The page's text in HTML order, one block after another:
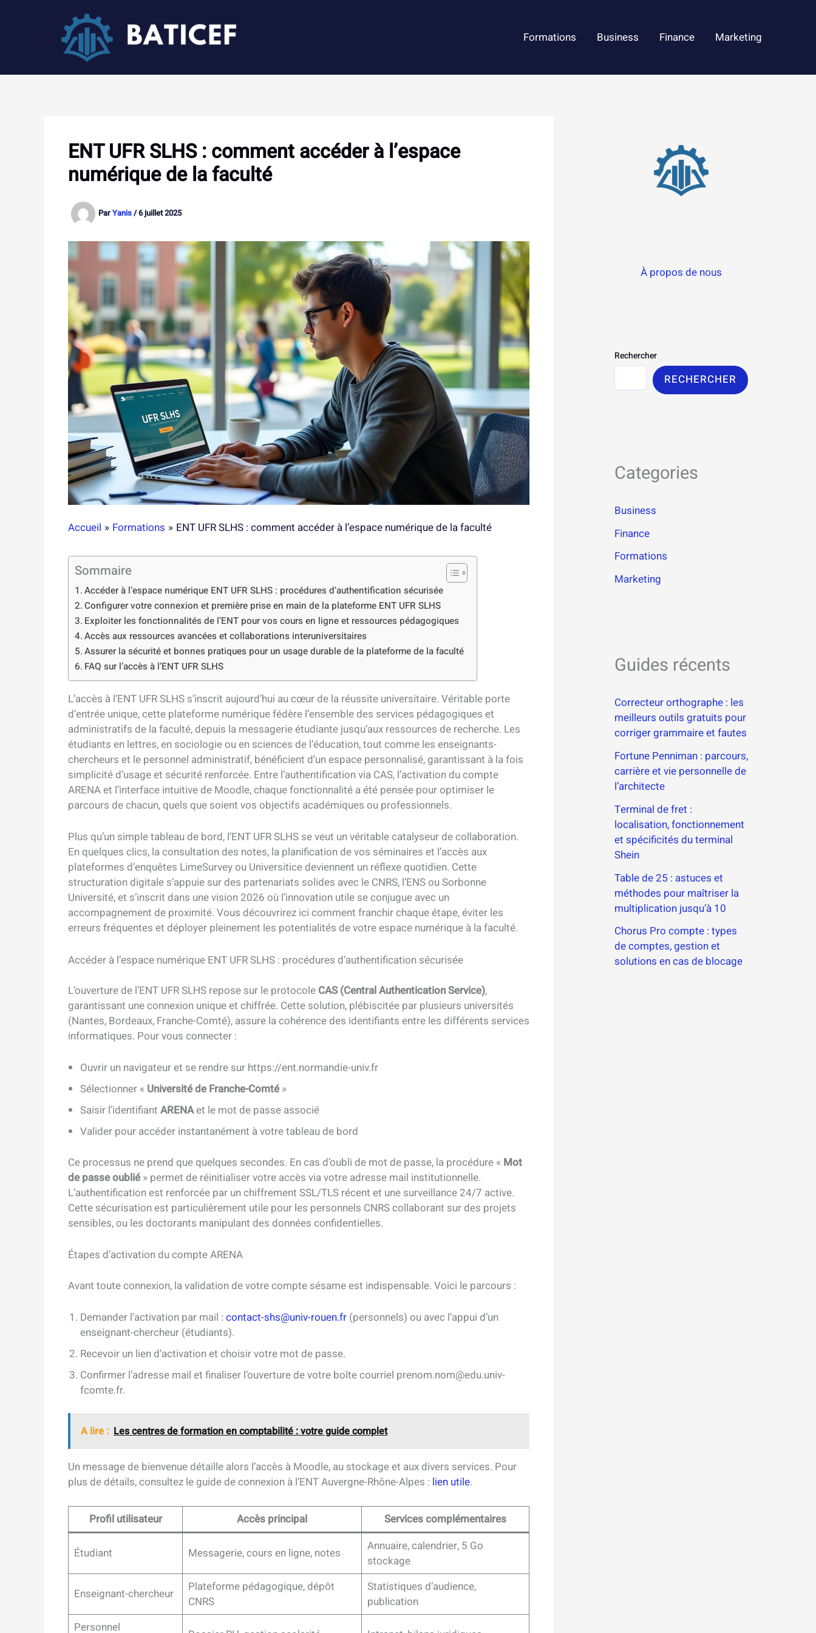
Formations Business Finance Marketing
ENT UFR SLHS : comment accéder à l’espace
numérique de la faculté
ParYanis/6 juillet 2025
Accueil Formations ENT UFR SLHS : comment accéder à l’espace numérique de la faculté
Sommaire
Accéder à l’espace numérique ENT UFR SLHS : procédures d’authentification sécurisée
Configurer votre connexion et première prise en main de la plateforme ENT UFR SLHS
Exploiter les fonctionnalités de l’ENT pour vos cours en ligne et ressources pédagogiques
Accès aux ressources avancées et collaborations interuniversitaires
Assurer la sécurité et bonnes pratiques pour un usage durable de la plateforme de la faculté
FAQ sur l’accès à l’ENT UFR SLHS
L’accès à l’ENT UFR SLHS s’inscrit aujourd’hui au cœur de la réussite universitaire. Véritable porte
d’entrée unique, cette plateforme numérique fédère l’ensemble des services pédagogiques et
administratifs de la faculté, depuis la messagerie étudiante jusqu’aux ressources de recherche. Les
étudiants en lettres, en sociologie ou en sciences de l’éducation, tout comme les enseignants-
chercheurs et le personnel administratif, bénéficient d’un espace personnalisé, garantissant à la fois
simplicité d’usage et sécurité renforcée. Entre l’authentification via CAS, l’activation du compte
ARENA et l’interface intuitive de Moodle, chaque fonctionnalité a été pensée pour optimiser le
parcours de chacun, quels que soient vos objectifs académiques ou professionnels.
Plus qu’un simple tableau de bord, l’ENT UFR SLHS se veut un véritable catalyseur de collaboration.
En quelques clics, la consultation des notes, la planification de vos séminaires et l’accès aux
plateformes d’enquêtes LimeSurvey ou Universitice deviennent un réflexe quotidien. Cette
structuration digitale s’appuie sur des partenariats solides avec le CNRS, l’ENS ou Sorbonne
Université, et s’inscrit dans une vision 2026 où l’innovation utile se conjugue avec un
accompagnement de proximité. Vous découvrirez ici comment franchir chaque étape, éviter les
erreurs fréquentes et déployer pleinement les potentialités de votre espace numérique à la faculté.
Accéder à l’espace numérique ENT UFR SLHS : procédures d’authentification sécurisée
L’ouverture de l’ENT UFR SLHS repose sur le protocole CAS (Central Authentication Service),
garantissant une connexion unique et chiffrée. Cette solution, plébiscitée par plusieurs universités
(Nantes, Bordeaux, Franche-Comté), assure la cohérence des identifiants entre les différents services
informatiques. Pour vous connecter :
Ouvrir un navigateur et se rendre sur https://ent.normandie-univ.fr
Sélectionner « Université de Franche-Comté»
Saisir l’identifiant ARENAet le mot de passe associé
Valider pour accéder instantanément à votre tableau de bord
Ce processus ne prend que quelques secondes. En cas d’oubli de mot de passe, la procédure « Mot
de passe oublié» permet de réinitialiser votre accès via votre adresse mail institutionnelle.
L’authentification est renforcée par un chiffrement SSL/TLS récent et une surveillance 24/7 active.
Cette sécurisation est particulièrement utile pour les personnels CNRS collaborant sur des projets
sensibles, ou les doctorants manipulant des données confidentielles.
Étapes d’activation du compte ARENA
Avant toute connexion, la validation de votre compte sésame est indispensable. Voici le parcours :
Demander l’activation par mail : contact-shs@univ-rouen.fr (personnels) ou avec l’appui d’un
enseignant-chercheur (étudiants).
Recevoir un lien d’activation et choisir votre mot de passe.
Confirmer l’adresse mail et finaliser l’ouverture de votre boîte courriel prenom.nom@edu.univ-
fcomte.fr.
A lire : Les centres de formation en comptabilité : votre guide complet
Un message de bienvenue détaille alors l’accès à Moodle, au stockage et aux divers services. Pour
plus de détails, consultez le guide de connexion à l’ENT Auvergne-Rhône-Alpes : lien utile.
Profil utilisateur Accès principal Services complémentaires
Étudiant Messagerie, cours en ligne, notes
Annuaire, calendrier, 5 Go
stockage
Enseignant-chercheur
Plateforme pédagogique, dépôt
CNRS
Statistiques d’audience,
publication
Personnel
À propos de nous
Rechercher
RECHERCHER
Categories
Business
Finance
Formations
Marketing
Guides récents
Correcteur orthographe : les
meilleurs outils gratuits pour
corriger grammaire et fautes
Fortune Penniman : parcours,
carrière et vie personnelle de
l’architecte
Terminal de fret :
localisation, fonctionnement
et spécificités du terminal
Shein
Table de 25 : astuces et
méthodes pour maîtriser la
multiplication jusqu’à 10
Chorus Pro compte : types
de comptes, gestion et
solutions en cas de blocage